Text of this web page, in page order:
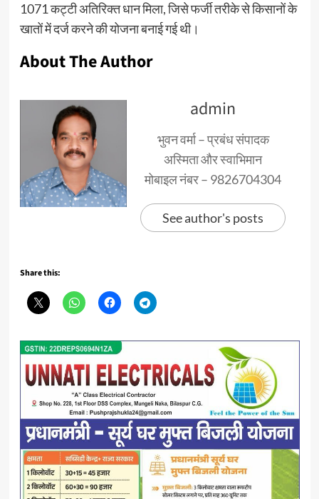
1071 कट्टी अतिरिक्त धान मिला, जिसे फर्जी तरीके से किसानों के
खातों में दर्ज करने की योजना बनाई गई थी।
About The Author
admin
भुवन वर्मा – प्रबंध संपादक
अस्मिता और स्वाभिमान
मोबाइल नंबर – 9826704304
See author's posts
Share this: